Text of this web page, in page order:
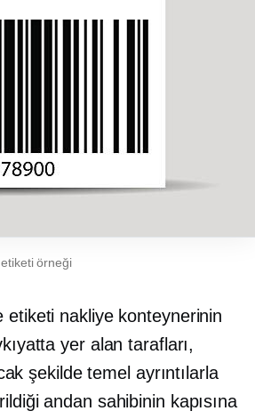
örneği
nakliye konteynerinin
yer alan tarafları,
şekilde temel ayrıntılarla
andan sahibinin kapısına